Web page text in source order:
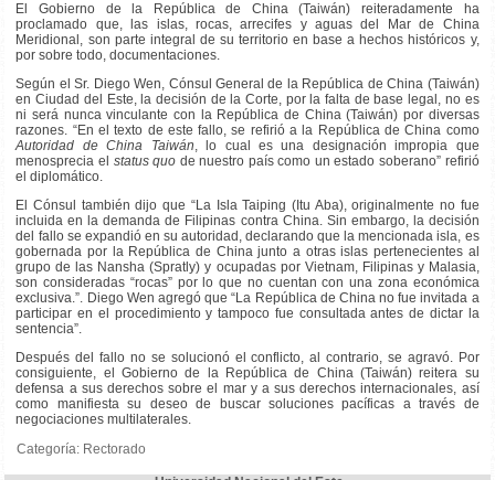
El Gobierno de la República de China (Taiwán) reiteradamente ha
proclamado que, las islas, rocas, arrecifes y aguas del Mar de China
Meridional, son parte integral de su territorio en base a hechos históricos y,
por sobre todo, documentaciones.
Según el Sr. Diego Wen, Cónsul General de la República de China (Taiwán)
en Ciudad del Este, la decisión de la Corte, por la falta de base legal, no es
ni será nunca vinculante con la República de China (Taiwán) por diversas
razones. “En el texto de este fallo, se refirió a la República de China como
Autoridad de China Taiwán, lo cual es una designación impropia que
menosprecia el status quo de nuestro país como un estado soberano” refirió
el diplomático.
El Cónsul también dijo que “La Isla Taiping (Itu Aba), originalmente no fue
incluida en la demanda de Filipinas contra China. Sin embargo, la decisión
del fallo se expandió en su autoridad, declarando que la mencionada isla, es
gobernada por la República de China junto a otras islas pertenecientes al
grupo de las Nansha (Spratly) y ocupadas por Vietnam, Filipinas y Malasia,
son consideradas “rocas” por lo que no cuentan con una zona económica
exclusiva.”. Diego Wen agregó que “La República de China no fue invitada a
participar en el procedimiento y tampoco fue consultada antes de dictar la
sentencia”.
Después del fallo no se solucionó el conflicto, al contrario, se agravó. Por
consiguiente, el Gobierno de la República de China (Taiwán) reitera su
defensa a sus derechos sobre el mar y a sus derechos internacionales, así
como manifiesta su deseo de buscar soluciones pacíficas a través de
negociaciones multilaterales.
Categoría: Rectorado